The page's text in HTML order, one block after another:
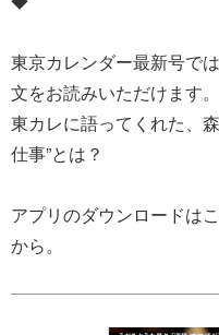
東京カレンダー最新号で
文をお読みいただけます。
東カレに語ってくれた、
仕事”とは？
アプリのダウンロードは
から。